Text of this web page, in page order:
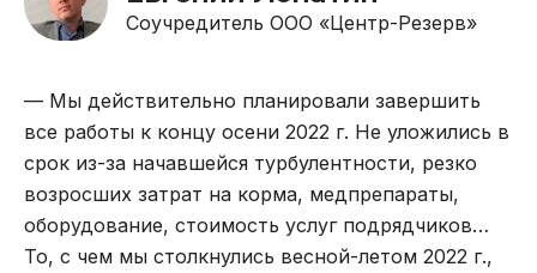
Соучредитель ООО «Центр-Резерв»
— Мы действительно планировали завершить
все работы к концу осени 2022 г. Не уложились в
срок из-за начавшейся турбулентности, резко
возросших затрат на корма, медпрепараты,
оборудование, стоимость услуг подрядчиков…
То, с чем мы столкнулись весной-летом 2022 г.,